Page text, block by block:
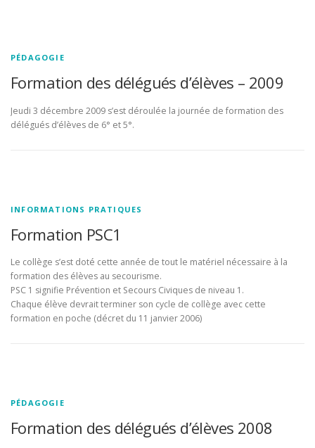
PÉDAGOGIE
Formation des délégués d’élèves – 2009
Jeudi 3 décembre 2009 s’est déroulée la journée de formation des
délégués d’élèves de 6° et 5°.
INFORMATIONS PRATIQUES
Formation PSC1
Le collège s’est doté cette année de tout le matériel nécessaire à la
formation des élèves au secourisme.
PSC 1 signifie Prévention et Secours Civiques de niveau 1.
Chaque élève devrait terminer son cycle de collège avec cette
formation en poche (décret du 11 janvier 2006)
PÉDAGOGIE
Formation des délégués d’élèves 2008